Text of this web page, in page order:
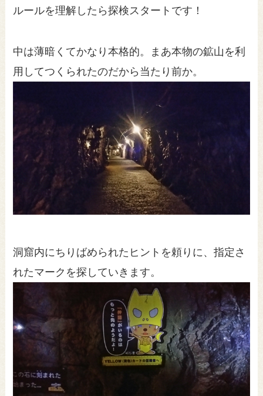
ルールを理解したら探検スタートです！
中は薄暗くてかなり本格的。まあ本物の鉱山を利
用してつくられたのだから当たり前か。
洞窟内にちりばめられたヒントを頼りに、指定さ
れたマークを探していきます。